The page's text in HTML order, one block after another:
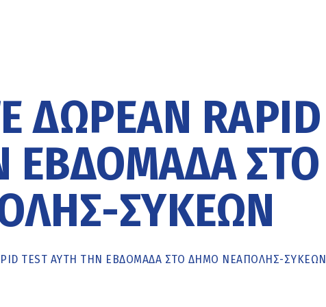
ΔΩΡΕΆΝ RAPID
ΕΒΔΟΜΆΔΑ ΣΤΟ
ΣΥΚΕΏΝ
TEST ΑΥΤΉ ΤΗΝ ΕΒΔΟΜΆΔΑ ΣΤΟ ΔΉΜΟ ΝΕΆΠΟΛΗΣ-ΣΥΚΕΏΝ